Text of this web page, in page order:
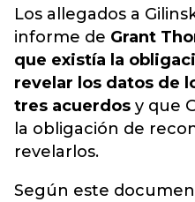
Los allegados a
informe de Grant
que existía la
revelar los datos de
tres acuerdos y que
la obligación de
revelarlos.
Según este